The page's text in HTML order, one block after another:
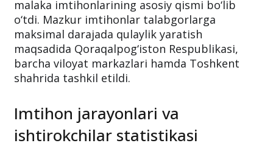
malaka imtihonlarining asosiy qismi bo‘lib
o‘tdi. Mazkur imtihonlar talabgorlarga
maksimal darajada qulaylik yaratish
maqsadida Qoraqalpog‘iston Respublikasi,
barcha viloyat markazlari hamda Toshkent
shahrida tashkil etildi.
Imtihon jarayonlari va
ishtirokchilar statistikasi